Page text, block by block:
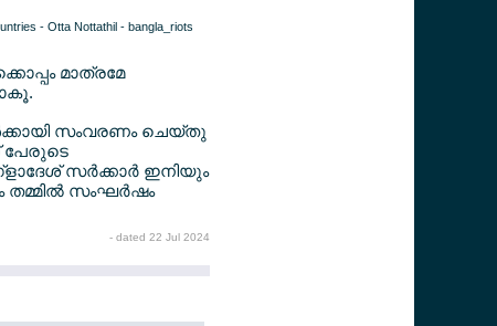
മാത്രമേ
സംവരണം ചെയ്തു
പേരുടെ
സര്‍ക്കാര്‍ ഇനിയും
തമ്മില്‍ സംഘര്‍ഷം
- dated 22 Jul 2024